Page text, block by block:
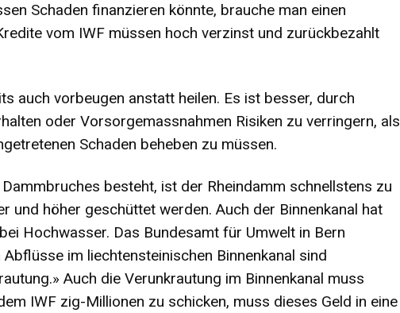
Schaden finanzieren könnte, brauche man einen
vom IWF müssen hoch verzinst und zurückbezahlt
auch vorbeugen anstatt heilen. Es ist besser, durch
oder Vorsorgemassnahmen Risiken zu verringern, als
Schaden beheben zu müssen.
besteht, ist der Rheindamm schnellstens zu
und höher geschüttet werden. Auch der Binnenkanal hat
Hochwasser. Das Bundesamt für Umwelt in Bern
im liechtensteinischen Binnenkanal sind
Auch die Verunkrautung im Binnenkanal muss
IWF zig-Millionen zu schicken, muss dieses Geld in eine